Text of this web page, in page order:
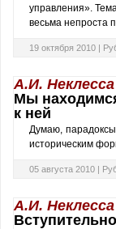
управления».
весьма непроста
19 октября 2010 |
А.И. Неклесса
Мы
к ней
Думаю,
историческим
05 августа 2010 |
А.И. Неклесса